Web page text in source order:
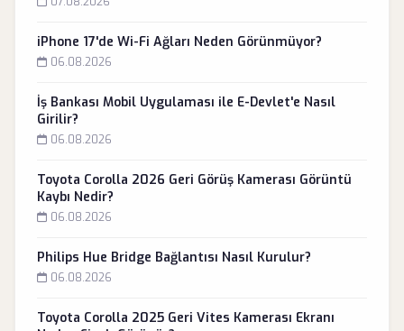
iPhone 17'de Wi-Fi Ağları Neden Görünmüyor?
06.08.2026
İş Bankası Mobil Uygulaması ile E-Devlet'e Nasıl
Girilir?
06.08.2026
Toyota Corolla 2026 Geri Görüş Kamerası Görüntü
Kaybı Nedir?
06.08.2026
Philips Hue Bridge Bağlantısı Nasıl Kurulur?
06.08.2026
Toyota Corolla 2025 Geri Vites Kamerası Ekranı